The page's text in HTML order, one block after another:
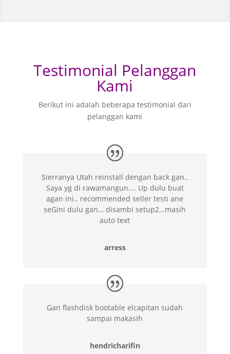
Testimonial Pelanggan
Kami
Berikut ini adalah beberapa testimonial dari
pelanggan kami
Sierranya Utah reinstall dengan back gan..
Saya yg di rawamangun…. Up dulu buat
agan ini.. recommended seller testi ane
seGini dulu gan… disambi setup2…masih
auto text
arress
Gan flashdisk bootable elcapitan sudah
sampai makasih
hendricharifin